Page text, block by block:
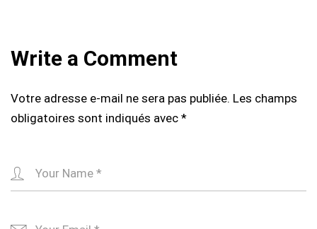
Write a Comment
Votre adresse e-mail ne sera pas publiée. Les champs
obligatoires sont indiqués avec *